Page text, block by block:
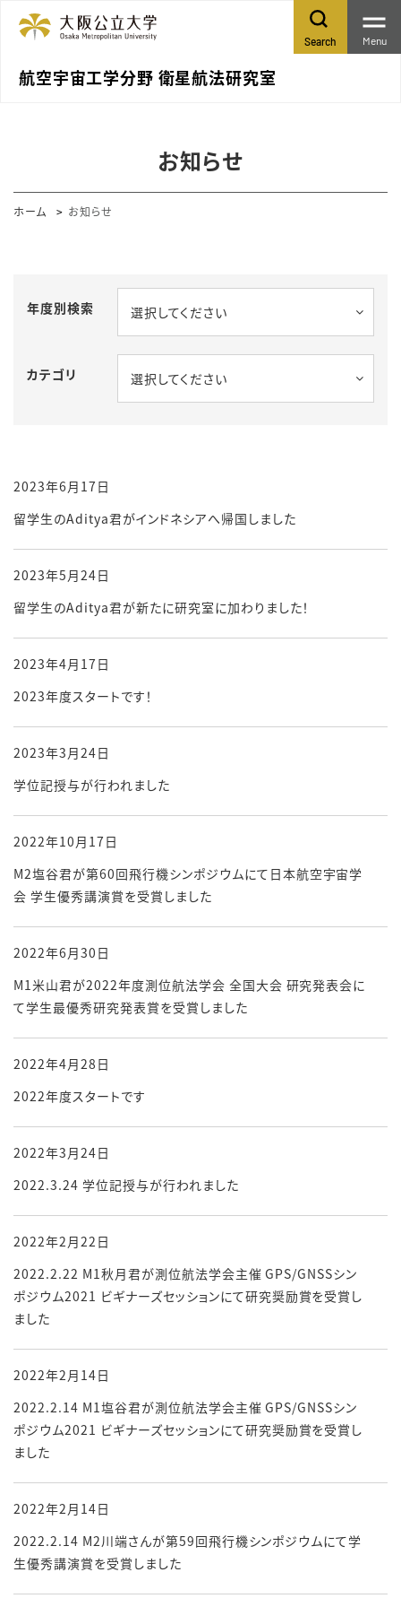
航空宇宙工学分野 衛星航法研究室
Search Menu
お知らせ
ホーム お知らせ
年度別検索 選択してください
カテゴリ 選択してください
2023年6月17日
留学生のAditya君がインドネシアへ帰国しました
2023年5月24日
留学生のAditya君が新たに研究室に加わりました！
2023年4月17日
2023年度スタートです！
2023年3月24日
学位記授与が行われました
2022年10月17日
M2塩谷君が第60回飛行機シンポジウムにて日本航空宇宙学
会 学生優秀講演賞を受賞しました
2022年6月30日
M1米山君が2022年度測位航法学会 全国大会 研究発表会に
て学生最優秀研究発表賞を受賞しました
2022年4月28日
2022年度スタートです
2022年3月24日
2022.3.24 学位記授与が行われました
2022年2月22日
2022.2.22 M1秋月君が測位航法学会主催 GPS/GNSSシン
ポジウム2021 ビギナーズセッションにて研究奨励賞を受賞し
ました
2022年2月14日
2022.2.14 M1塩谷君が測位航法学会主催 GPS/GNSSシン
ポジウム2021 ビギナーズセッションにて研究奨励賞を受賞し
ました
2022年2月14日
2022.2.14 M2川端さんが第59回飛行機シンポジウムにて学
生優秀講演賞を受賞しました